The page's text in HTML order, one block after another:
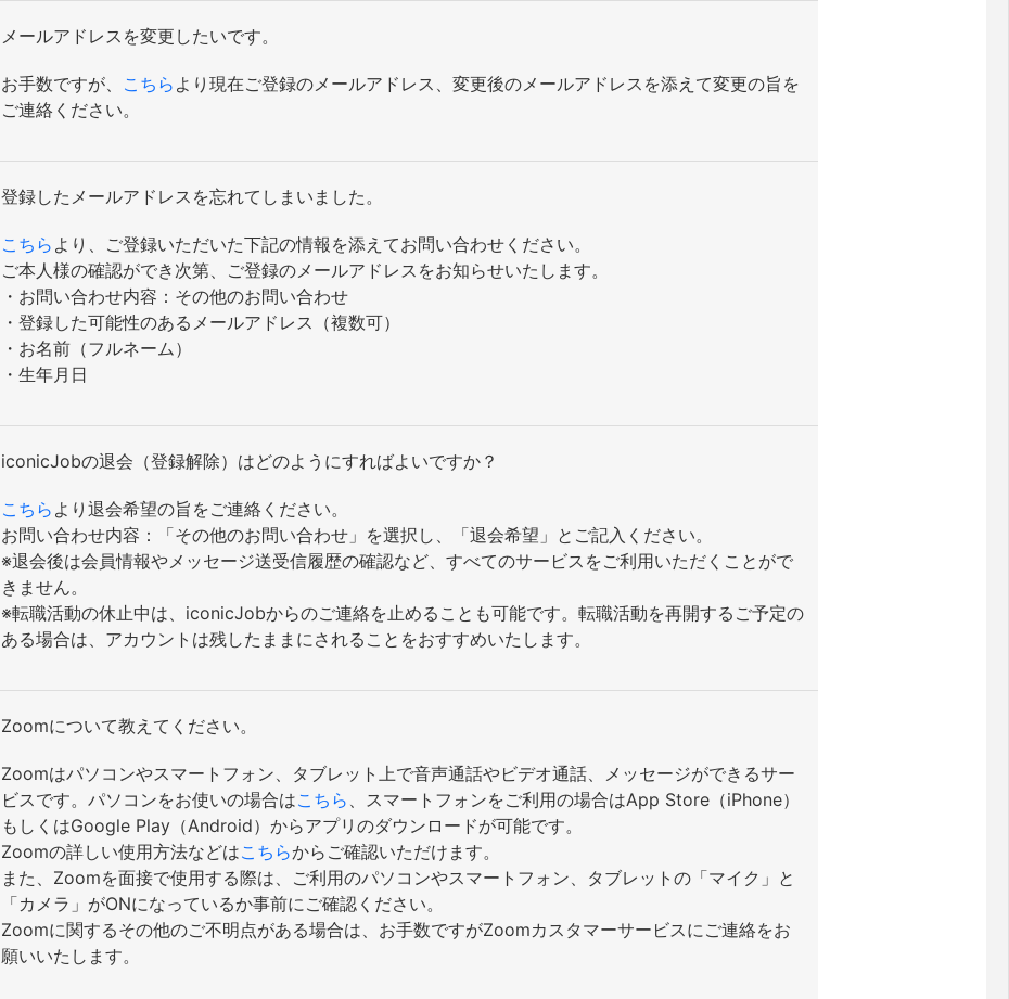
メールアドレスを変更したいです。
お手数ですが、 こちら より現在ご登録のメールアドレス、変更後のメールアドレスを添えて変更の旨を
ご連絡ください。
登録したメールアドレスを忘れてしまいました。
こちら より、ご登録いただいた下記の情報を添えてお問い合わせください。
ご本人様の確認ができ次第、ご登録のメールアドレスをお知らせいたします。
・お問い合わせ内容：その他のお問い合わせ
・登録した可能性のあるメールアドレス（複数可）
・お名前（フルネーム）
・生年月日
iconicJobの退会（登録解除）はどのようにすればよいですか？
こちら より退会希望の旨をご連絡ください。
お問い合わせ内容：「その他のお問い合わせ」を選択し、「退会希望」とご記入ください。
※退会後は会員情報やメッセージ送受信履歴の確認など、すべてのサービスをご利用いただくことがで
きません。
※転職活動の休止中は、iconicJobからのご連絡を止めることも可能です。転職活動を再開するご予定の
ある場合は、アカウントは残したままにされることをおすすめいたします。
Zoomについて教えてください。
Zoomはパソコンやスマートフォン、タブレット上で音声通話やビデオ通話、メッセージができるサー
ビスです。パソコンをお使いの場合はこちら 、スマートフォンをご利用の場合はApp Store（iPhone）
もしくはGoogle Play（Android）からアプリのダウンロードが可能です。
Zoomの詳しい使用方法などはこちらからご確認いただけます。
また、Zoomを面接で使用する際は、ご利用のパソコンやスマートフォン、タブレットの「マイク」と
「カメラ」がONになっているか事前にご確認ください。
Zoomに関するその他のご不明点がある場合は、お手数ですがZoomカスタマーサービスにご連絡をお
願いいたします。